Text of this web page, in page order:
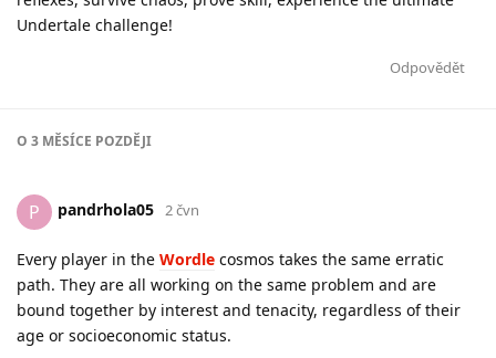
Undertale challenge!
Odpovědět
O 3 MĚSÍCE POZDĚJI
P pandrhola05 2 čvn
Every player in the Wordle cosmos takes the same erratic
path. They are all working on the same problem and are
bound together by interest and tenacity, regardless of their
age or socioeconomic status.